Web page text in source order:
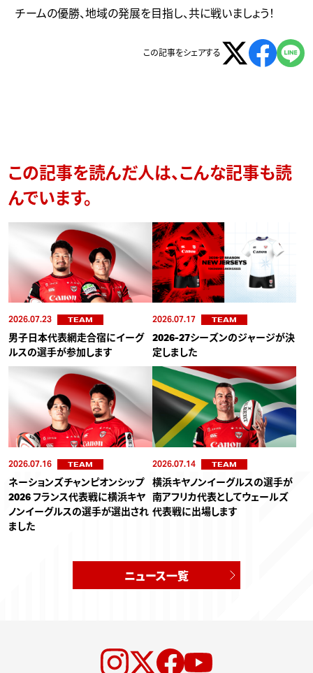
チームの優勝、地域の発展を目指し、共に戦いましょう！
この記事をシェアする
この記事を読んだ人は、こんな記事も読
んでいます。
2026.07.23 TEAM
男子日本代表網走合宿にイーグ
ルスの選手が参加します
2026.07.17 TEAM
2026-27シーズンのジャージが決
定しました
2026.07.16 TEAM
ネーションズチャンピオンシップ
2026 フランス代表戦に横浜キヤ
ノンイーグルスの選手が選出され
ました
2026.07.14 TEAM
横浜キヤノンイーグルスの選手が
南アフリカ代表としてウェールズ
代表戦に出場します
ニュース一覧